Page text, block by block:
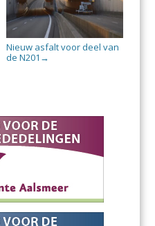
Nieuw asfalt voor deel van
de N201 →